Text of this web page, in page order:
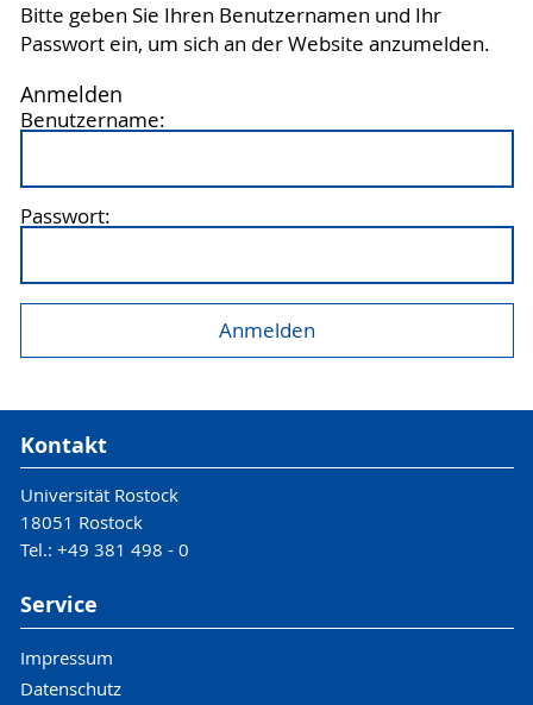
Bitte geben Sie Ihren Benutzernamen und Ihr
Passwort ein, um sich an der Website anzumelden.
Anmelden
Benutzername:
Passwort:
Kontakt
Universität Rostock
18051 Rostock
Tel.: +49 381 498 - 0
Service
Impressum
Datenschutz